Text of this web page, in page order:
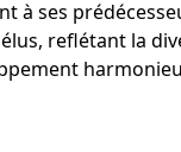
à ses
reflétant la